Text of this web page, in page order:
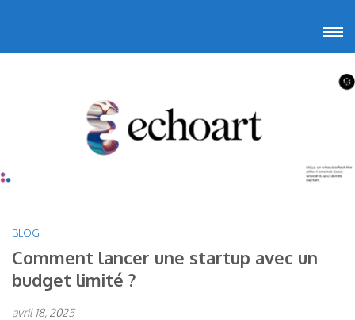
contenu
BLOG
Comment lancer une startup avec un
budget limité ?
avril 18, 2025